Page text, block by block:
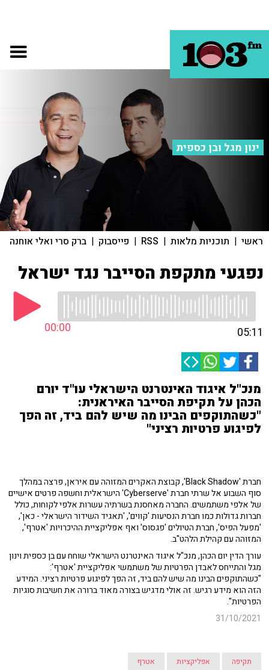
ינון מגל ובן כספית
ראשי | תוכניות מלאות |
RSS
| פייסבוק | ברק סרי ואלי אוחנה
נפגעי מתקפת הסייבר נגד ישראל
00:00 05:11
מנכ"ל איגוד האינטרנט הישראלי עו"ד יורם
הכהן על תקיפת הסייבר האיראנית:
"כשהתוקפים הבינו מה שיש להם ביד, זה הפך
לפיגוע פרטיות רציני"
חברת 'Black Shadow', קבוצת האקרים המזוהה עם איראן, פרצה במהלך
סוף השבוע אל שרתי חברת 'Cyberserve' הישראלית וחשפה פרטים אישיים
של אלפי משתמשים. החברה מאחסנת בשרתיה עשרות אלפי לקוחות, כולל
חברות גדולות כמו חברת הנסיעות 'קווים', 'תאגיד השידור הישראלי - כאן',
'מפעל הפיס', חברת הטיולים 'פגסוס' ואף אפליקציית ההיכרויות 'אטרף',
המזוהה עם קהילת הלהט"ב.
עורך הדין יום הכהן, מנכ"ל איגוד האינטרנט הישראלי שוחח עם בן כספית וינון
מגל והתייחס לאבדן הפרטיות של משתמשי אפליקציית 'אטרף':
"כשהתוקפים הבינו מה שיש להם ביד, זה הפך לפיגוע פרטיות רציני. המידע
הזה הוא מידע רגיש. זה אולי מדגיש בצורה מאוד ברורה את חשיבות סוגיות
הפרטיות".
31/10/2021
תקיפה אפליקציות אטרף